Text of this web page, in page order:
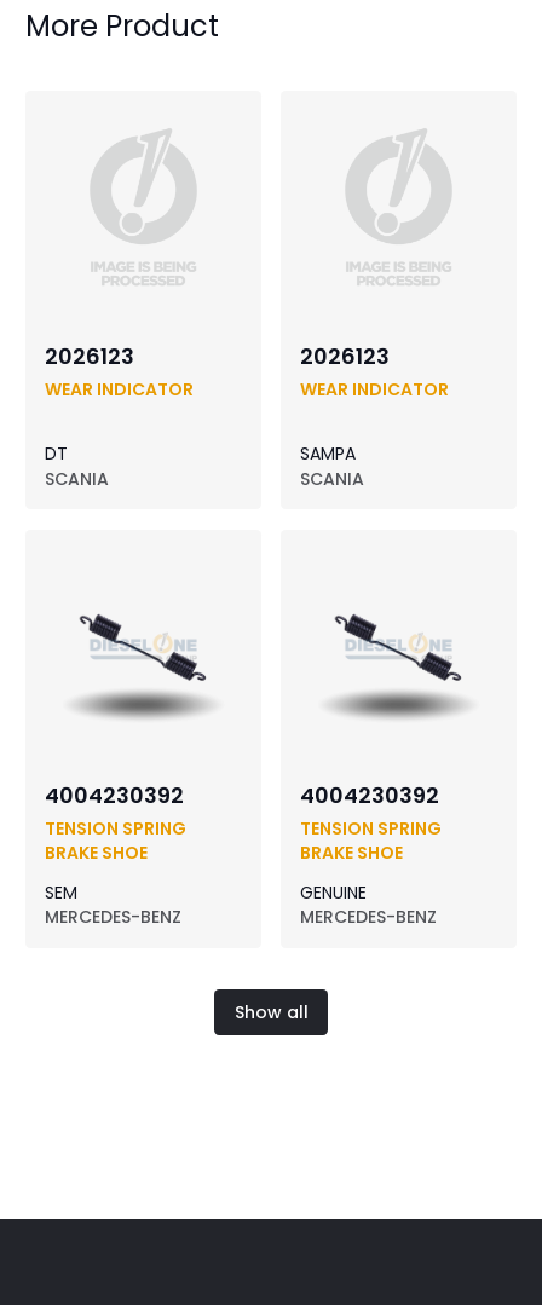
More Product
2026123
WEAR INDICATOR
DT
SCANIA
2026123
WEAR INDICATOR
SAMPA
SCANIA
4004230392
TENSION SPRING
BRAKE SHOE
SEM
MERCEDES-BENZ
4004230392
TENSION SPRING
BRAKE SHOE
GENUINE
MERCEDES-BENZ
Show all